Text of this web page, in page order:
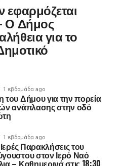
εφαρμόζεται
Ο Δήμος
για το
1 εβδομάδα ago
του Δήμου για την πορεία
ανάπλασης στην οδό
1 εβδομάδα ago
Παρακλήσεις του
στον Ιερό Ναό